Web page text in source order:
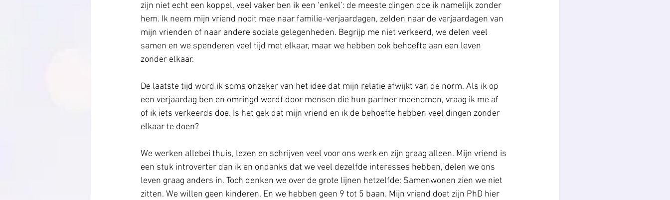
zijn niet echt een koppel, veel vaker ben ik een ‘enkel’: de meeste dingen doe ik namelijk zonder
hem. Ik neem mijn vriend nooit mee naar familie-verjaardagen, zelden naar de verjaardagen van
mijn vrienden of naar andere sociale gelegenheden. Begrijp me niet verkeerd, we delen veel
samen en we spenderen veel tijd met elkaar, maar we hebben ook behoefte aan een leven
zonder elkaar.
De laatste tijd word ik soms onzeker van het idee dat mijn relatie afwijkt van de norm. Als ik op
een verjaardag ben en omringd wordt door mensen die hun partner meenemen, vraag ik me af
of ik iets verkeerds doe. Is het gek dat mijn vriend en ik de behoefte hebben veel dingen zonder
elkaar te doen?
We werken allebei thuis, lezen en schrijven veel voor ons werk en zijn graag alleen. Mijn vriend is
een stuk introverter dan ik en ondanks dat we veel dezelfde interesses hebben, delen we ons
leven graag anders in. Toch denken we over de grote lijnen hetzelfde: Samenwonen zien we niet
zitten. We willen geen kinderen. En we hebben geen 9 tot 5 baan. Mijn vriend doet zijn PhD hier